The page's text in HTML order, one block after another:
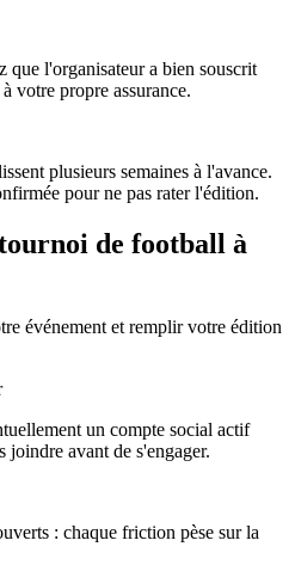
l'organisateur a bien souscrit
votre propre assurance.
plusieurs semaines à l'avance.
pour ne pas rater l'édition.
de football à
événement et remplir votre édition
un compte social actif
joindre avant de s'engager.
: chaque friction pèse sur la